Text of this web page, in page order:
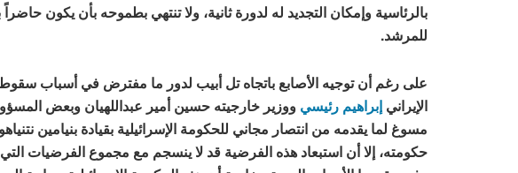
بالرئاسية وإمكان التجديد له لدورة ثانية، ولا تنتهي بطموحه بأن يكون
للمرشد.
على رغم أن توجيه الأصابع باتجاه تل أبيب لدور ما مفترض في أسباب
الإيراني إبراهيم رئيسي ووزير خارجيته حسين أمير عبداللهيان وبعض
مسوغ لما يقدمه من انتصار مجاني للحكومة الإسرائيلية بقيادة بنيامين
حكومته، إلا أن استبعاد هذه الفرضية قد لا ينسجم مع مجموع الفرضيات